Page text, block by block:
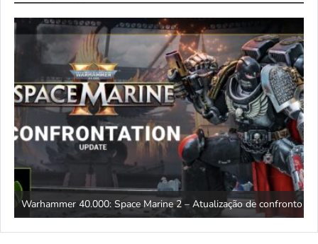
Warhammer 40.000: Space Marine 2 – Atualização de confronto